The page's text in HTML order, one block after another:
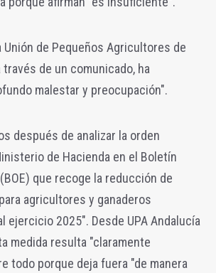
Unión de Pequeños Agricultores de
través de un comunicado, ha
malestar y preocupación".
después de analizar la orden
de Hacienda en el Boletín
que recoge la reducción de
agricultores y ganaderos
ejercicio 2025". Desde UPA Andalucía
medida resulta "claramente
todo porque deja fuera "de manera